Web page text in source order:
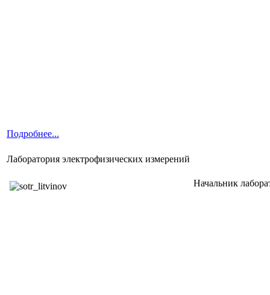
Подробнее...
Лаборатория электрофизических измерений
Начальник